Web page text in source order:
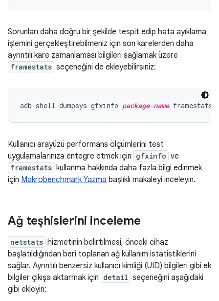
Sorunları daha doğru bir şekilde tespit edip hata ayıklama
işlemini gerçekleştirebilmeniz için son karelerden daha
ayrıntılı kare zamanlaması bilgileri sağlamak üzere
framestats seçeneğini de ekleyebilirsiniz:
adb shell dumpsys gfxinfo package-name
Kullanıcı arayüzü performans ölçümlerini test
uygulamalarınıza entegre etmek için gfxinfo ve
framestats kullanma hakkında daha fazla bilgi edinmek
için Makrobenchmark Yazma başlıklı makaleyi inceleyin.
Ağ teşhislerini inceleme
netstats hizmetinin belirtilmesi, önceki cihaz
başlatıldığından beri toplanan ağ kullanım istatistiklerini
sağlar. Ayrıntılı benzersiz kullanıcı kimliği (UID) bilgileri gibi ek
bilgiler çıkışa aktarmak için detail seçeneğini aşağıdaki
gibi ekleyin: